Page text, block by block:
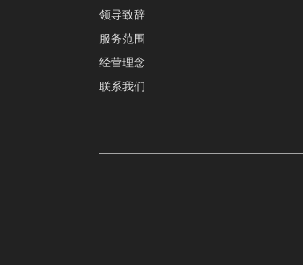
领导致辞
服务范围
经营理念
联系我们